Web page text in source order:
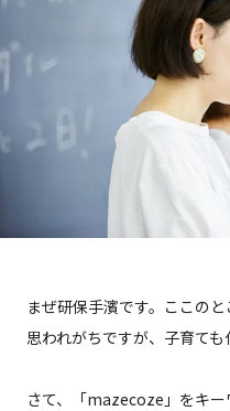
まぜ研保手濱です。ここの
思われがちですが、子育ても
さて、「mazecoze」をキ